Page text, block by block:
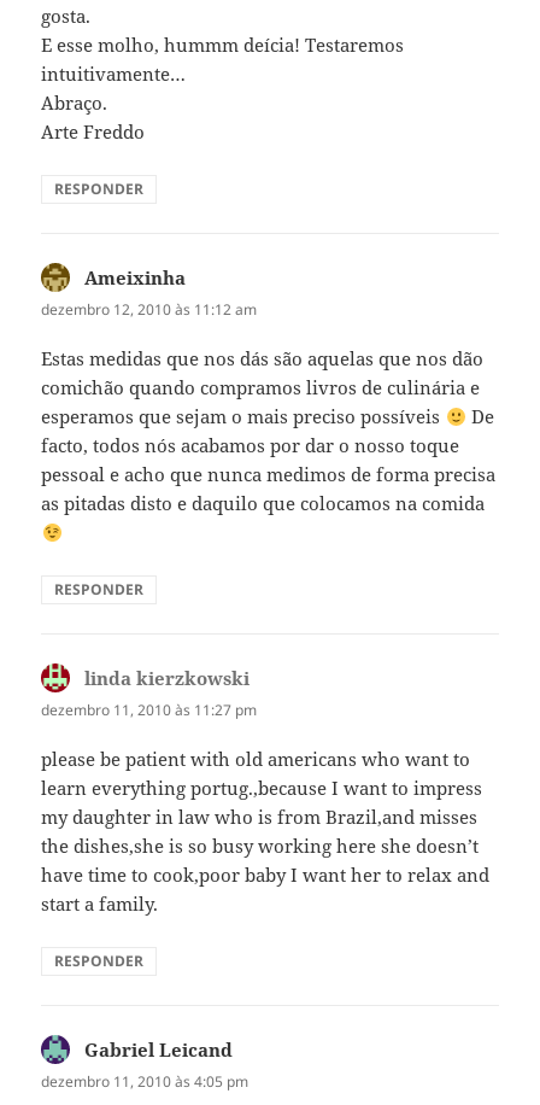
gosta.
E esse molho, hummm deícia! Testaremos
intuitivamente…
Abraço.
Arte Freddo
RESPONDER
Ameixinha
dezembro 12, 2010 às 11:12 am
Estas medidas que nos dás são aquelas que nos dão
comichão quando compramos livros de culinária e
esperamos que sejam o mais preciso possíveis
De
facto, todos nós acabamos por dar o nosso toque
pessoal e acho que nunca medimos de forma precisa
as pitadas disto e daquilo que colocamos na comida
RESPONDER
linda kierzkowski
dezembro 11, 2010 às 11:27 pm
please be patient with old americans who want to
learn everything portug.,because I want to impress
my daughter in law who is from Brazil,and misses
the dishes,she is so busy working here she doesn’t
have time to cook,poor baby I want her to relax and
start a family.
RESPONDER
Gabriel Leicand
dezembro 11, 2010 às 4:05 pm